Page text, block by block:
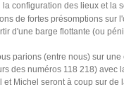
la configuration des lieux et la
de fortes présomptions sur
d'une barge flottante (ou
parions (entre nous) sur
des numéros 118 218) avec
et Michel seront à coup sur de